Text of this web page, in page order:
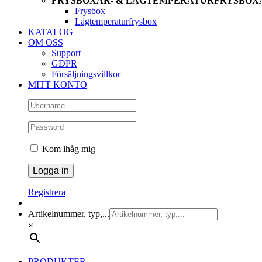
Frysbox
Lågtemperaturfrysbox
KATALOG
OM OSS
Support
GDPR
Försäljningsvillkor
MITT KONTO
Kom ihåg mig
Registrera
Artikelnummer, typ,...
×